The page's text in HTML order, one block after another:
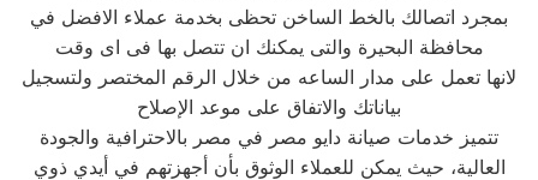
بمجرد اتصالك بالخط الساخن تحظى بخدمة عملاء الافضل في
محافظة البحيرة والتى يمكنك ان تتصل بها فى اى وقت
لانها تعمل على مدار الساعه من خلال الرقم المختصر ولتسجيل
بياناتك والاتفاق على موعد الإصلاح
تتميز خدمات صيانة دايو مصر في مصر بالاحترافية والجودة
العالية، حيث يمكن للعملاء الوثوق بأن أجهزتهم في أيدي ذوي